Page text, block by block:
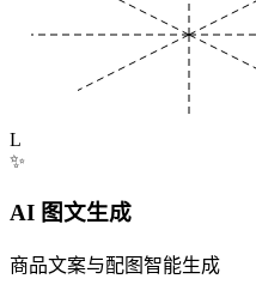
L
✨
AI 图文生成
商品文案与配图智能生成